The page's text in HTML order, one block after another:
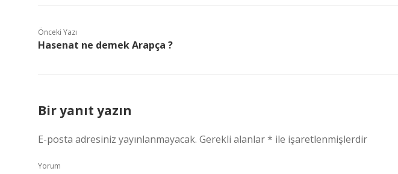
Önceki Yazı
Hasenat ne demek Arapça ?
Bir yanıt yazın
E-posta adresiniz yayınlanmayacak. Gerekli alanlar* ile işaretlenmişlerdir
Yorum